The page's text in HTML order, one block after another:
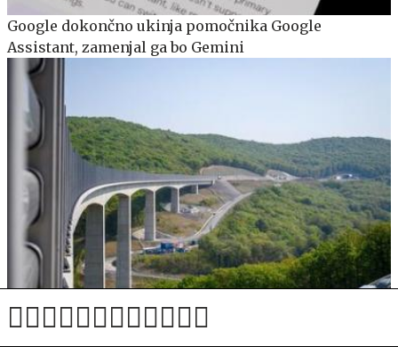
Google dokončno ukinja pomočnika Google
Assistant, zamenjal ga bo Gemini